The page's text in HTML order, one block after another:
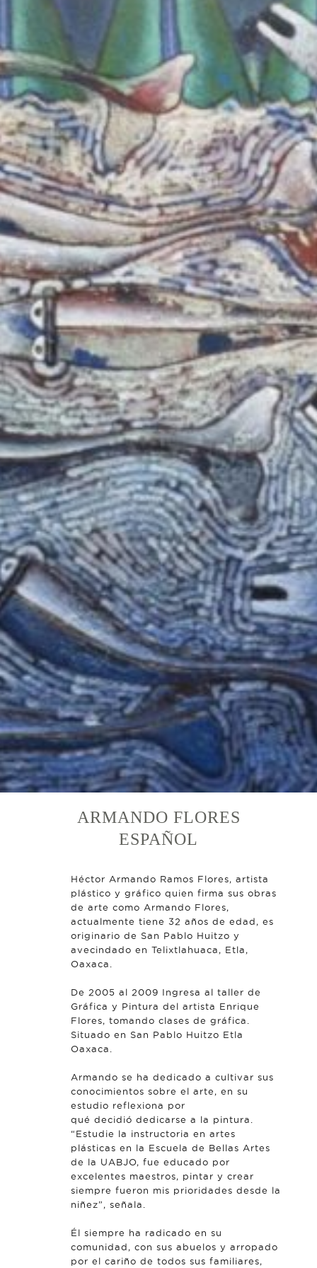
ARMANDO FLORES
ESPAÑOL
Héctor Armando Ramos Flores, artista
plástico y gráfico quien firma sus obras
de arte como Armando Flores,
actualmente tiene 32 años de edad, es
originario de San Pablo Huitzo y
avecindado en Telixtlahuaca, Etla,
Oaxaca.
De 2005 al 2009 Ingresa al taller de
Gráfica y Pintura del artista Enrique
Flores, tomando clases de gráfica.
Situado en San Pablo Huitzo Etla
Oaxaca.
Armando se ha dedicado a cultivar sus
conocimientos sobre el arte, en su
estudio reflexiona por
qué decidió dedicarse a la pintura.
“Estudie la instructoria en artes
plásticas en la Escuela de Bellas Artes
de la UABJO, fue educado por
excelentes maestros, pintar y crear
siempre fueron mis prioridades desde la
niñez”, señala.
Él siempre ha radicado en su
comunidad, con sus abuelos y arropado
por el cariño de todos sus familiares,